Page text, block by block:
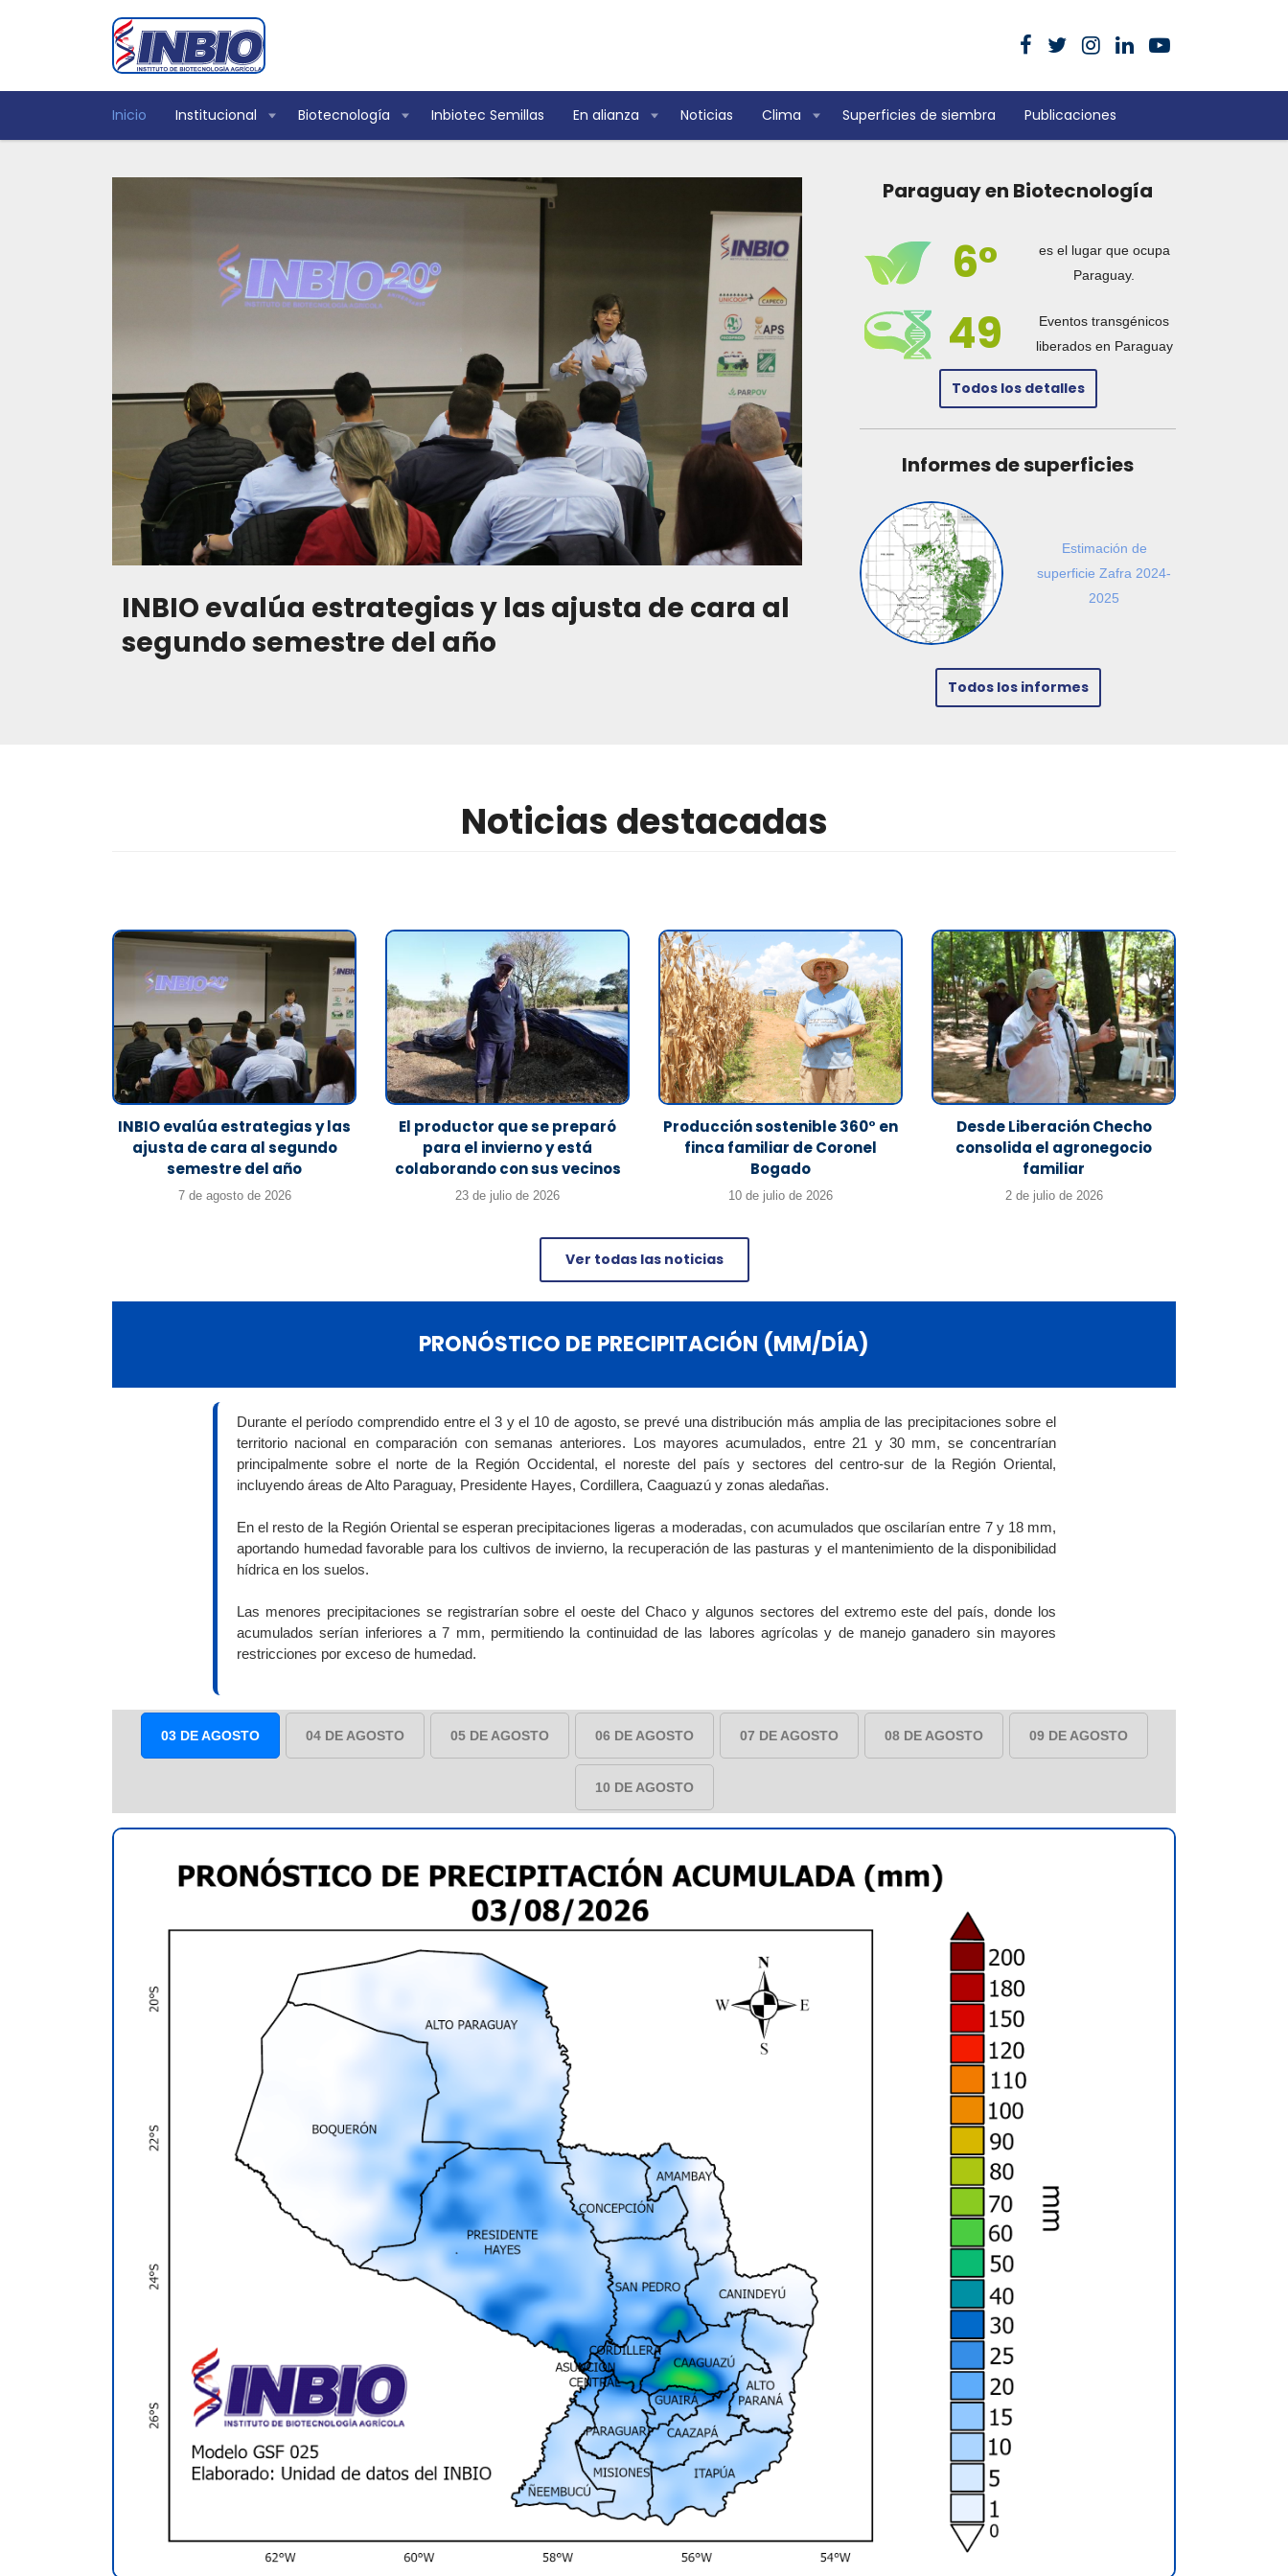
Inicio Institucional Biotecnología Inbiotec Semillas En alianza Noticias Clima Superficies de siembra Publicaciones
INBIO evalúa estrategias y las ajusta de cara al
segundo semestre del año
Paraguay en Biotecnología
6°
es el lugar que ocupa
Paraguay.
49
Eventos transgénicos
liberados en Paraguay
Todos los detalles
Informes de superficies
Estimación de
superficie Zafra 2024-
2025
Todos los informes
Noticias destacadas
INBIO evalúa estrategias y las
ajusta de cara al segundo
semestre del año
7 de agosto de 2026
El productor que se preparó
para el invierno y está
colaborando con sus vecinos
23 de julio de 2026
Producción sostenible 360° en
finca familiar de Coronel
Bogado
10 de julio de 2026
Desde Liberación Checho
consolida el agronegocio
familiar
2 de julio de 2026
Ver todas las noticias
PRONÓSTICO DE PRECIPITACIÓN (MM/DÍA)
Durante el período comprendido entre el 3 y el 10 de agosto, se prevé una distribución más amplia de las precipitaciones sobre el
territorio nacional en comparación con semanas anteriores. Los mayores acumulados, entre 21 y 30 mm, se concentrarían
principalmente sobre el norte de la Región Occidental, el noreste del país y sectores del centro-sur de la Región Oriental,
incluyendo áreas de Alto Paraguay, Presidente Hayes, Cordillera, Caaguazú y zonas aledañas.
En el resto de la Región Oriental se esperan precipitaciones ligeras a moderadas, con acumulados que oscilarían entre 7 y 18 mm,
aportando humedad favorable para los cultivos de invierno, la recuperación de las pasturas y el mantenimiento de la disponibilidad
hídrica en los suelos.
Las menores precipitaciones se registrarían sobre el oeste del Chaco y algunos sectores del extremo este del país, donde los
acumulados serían inferiores a 7 mm, permitiendo la continuidad de las labores agrícolas y de manejo ganadero sin mayores
restricciones por exceso de humedad.
03 DE AGOSTO 04 DE AGOSTO 05 DE AGOSTO 06 DE AGOSTO 07 DE AGOSTO 08 DE AGOSTO 09 DE AGOSTO
10 DE AGOSTO